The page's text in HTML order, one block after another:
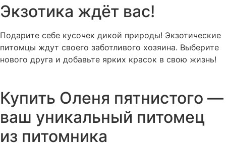
Экзотика ждёт вас!
Подарите себе кусочек дикой природы! Экзотические
питомцы ждут своего заботливого хозяина. Выберите
нового друга и добавьте ярких красок в свою жизнь!
Купить Оленя пятнистого —
ваш уникальный питомец
из питомника